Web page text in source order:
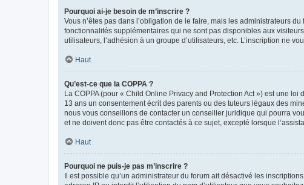
Pourquoi ai-je besoin de m’inscrire ?
Vous n’êtes pas dans l’obligation de le faire, mais les administrateurs
fonctionnalités supplémentaires qui ne sont pas disponibles aux
utilisateurs, l’adhésion à un groupe d’utilisateurs, etc. L’inscription ne
Haut
Qu’est-ce que la COPPA ?
La COPPA (pour « Child Online Privacy and Protection Act ») est une
13 ans un consentement écrit des parents ou des tuteurs légaux des
nous vous conseillons de contacter un conseiller juridique qui pourra
et ne doivent donc pas être contactés à ce sujet, excepté lorsque
Haut
Pourquoi ne puis-je pas m’inscrire ?
Il est possible qu’un administrateur du forum ait désactivé les